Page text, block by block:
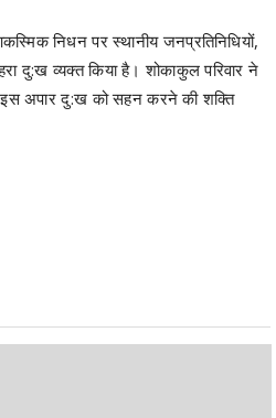
अपार दु:ख को सहन करने की शक्ति